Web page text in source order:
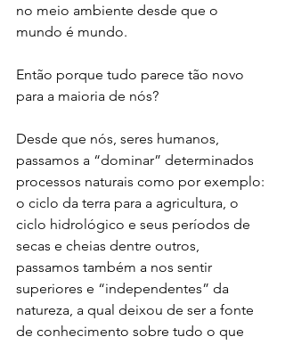
no meio ambiente desde que o
mundo é mundo.
Então porque tudo parece tão novo
para a maioria de nós?
Desde que nós, seres humanos,
passamos a “dominar” determinados
processos naturais como por exemplo:
o ciclo da terra para a agricultura, o
ciclo hidrológico e seus períodos de
secas e cheias dentre outros,
passamos também a nos sentir
superiores e “independentes” da
natureza, a qual deixou de ser a fonte
de conhecimento sobre tudo o que